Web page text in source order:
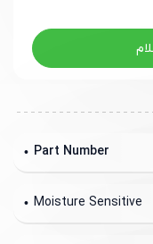
Part Number
Moisture Sensitive